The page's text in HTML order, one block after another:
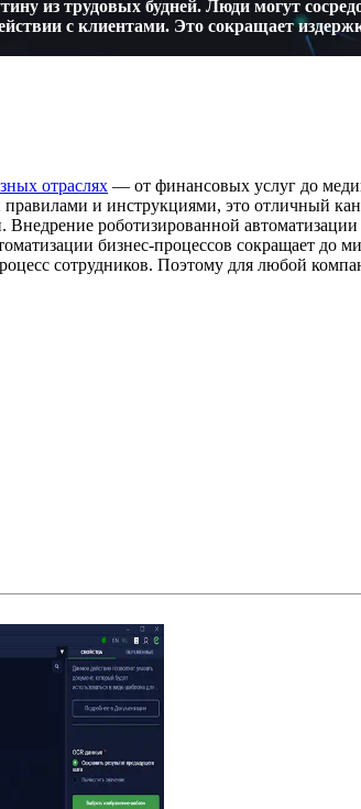
из трудовых будней. Люди могут
с клиентами. Это сокращает
отраслях — от финансовых услуг до
и инструкциями, это отличный
роботизированной
бизнес-процессов сокращает до
сотрудников. Поэтому для любой